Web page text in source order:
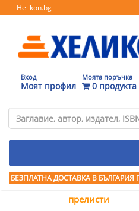
Helikon.bg
Вход
Моят профил
Моята поръчка
0 продукта
БЕЗПЛАТНА ДОСТАВКА В БЪЛГАРИЯ
прелисти